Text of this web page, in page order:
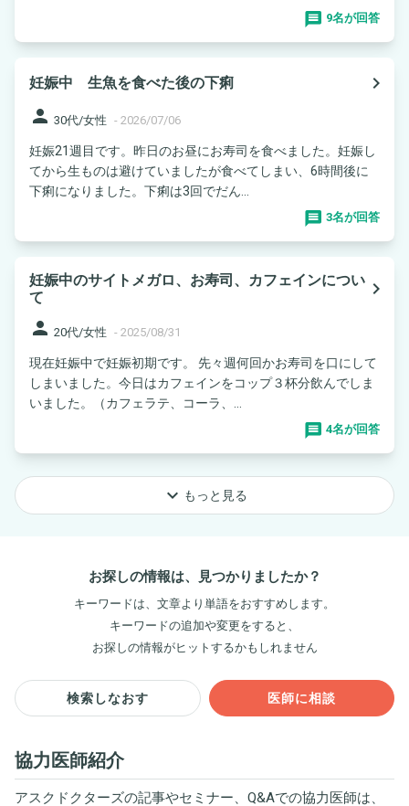
9名が回答
妊娠中 生魚を食べた後の下痢
navigate_next
person 30代/女性 - 2026/07/06
妊娠21週目です。昨日のお昼にお寿司を食べました。妊娠し
てから生ものは避けていましたが食べてしまい、6時間後に
下痢になりました。下痢は3回でだん...
3名が回答
妊娠中のサイトメガロ、お寿司、カフェインについ
て
navigate_next
person 20代/女性 - 2025/08/31
現在妊娠中で妊娠初期です。 先々週何回かお寿司を口にして
しまいました。今日はカフェインをコップ３杯分飲んでしま
いました。（カフェラテ、コーラ、...
4名が回答
keyboard_arrow_down もっと見る
お探しの情報は、見つかりましたか？
キーワードは、文章より単語をおすすめします。
キーワードの追加や変更をすると、
お探しの情報がヒットするかもしれません
検索しなおす 医師に相談
協力医師紹介
アスクドクターズの記事やセミナー、Q&Aでの協力医師は、